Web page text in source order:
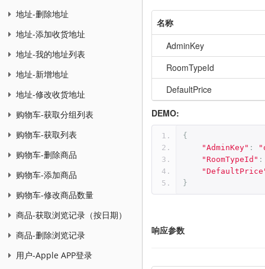
地址-删除地址
地址-添加收货地址
地址-我的地址列表
地址-新增地址
地址-修改收货地址
购物车-获取分组列表
购物车-获取列表
购物车-删除商品
购物车-添加商品
购物车-修改商品数量
商品-获取浏览记录（按日期）
商品-删除浏览记录
用户-Apple APP登录
名称
AdminKey
RoomTypeId
DefaultPrice
DEMO:
{
"AdminKey" :
"RoomTypeId" :
}
响应参数